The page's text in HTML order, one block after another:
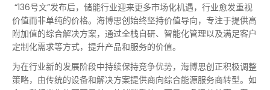
“136号文”发布后，储能行业迎来更多市场化机遇，行业愈发重视
价值而非单纯的价格。海博思创始终坚持价值导向，专注于提供高
附加值的综合解决方案，通过全栈自研、智能化管理以及满足客户
定制化需求等方式，提升产品和服务的价值。
为在行业新的发展阶段中持续保持竞争优势，海博思创正积极调整
策略，由传统的设备和解决方案提供商向综合能源服务商转型。如